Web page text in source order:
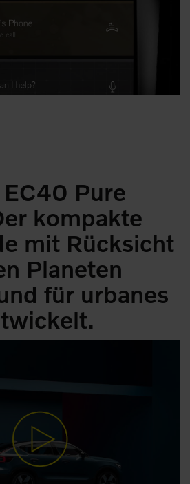
Pure
kompakte
mit Rücksicht
Planeten
für urbanes